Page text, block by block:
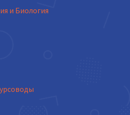
и Биология